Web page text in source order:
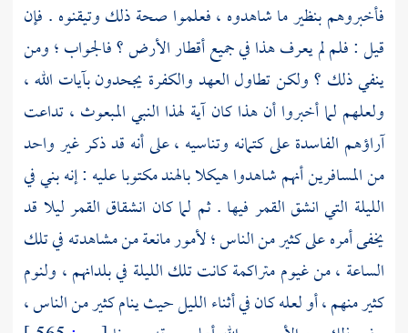
فأخبروهم بنظير ما شاهدوه ، فعلموا صحة ذلك وتيقنوه . فإن
قيل : فلم لم يعرف هذا في جميع أقطار الأرض ؟ فالجواب ؛ ومن
ينفي ذلك ؟ ولكن تطاول العهد والكفرة يجحدون بآيات الله ،
ولعلهم لما أخبروا أن هذا كان آية لهذا النبي المبعوث ، تداعت
آراؤهم الفاسدة على كتمانه وتناسيه ، على أنه قد ذكر غير واحد
من المسافرين أنهم شاهدوا هيكلابالهندمكتوبا عليه : إنه بني في
الليلة التي انشق القمر فيها . ثم لما كان انشقاق القمر ليلا قد
يخفى أمره على كثير من الناس ؛ لأمور مانعة من مشاهدته في تلك
الساعة ، من غيوم متراكمة كانت تلك الليلة في بلدانهم ، ولنوم
كثير منهم ، أو لعله كان في أثناء الليل حيث ينام كثير من الناس ،